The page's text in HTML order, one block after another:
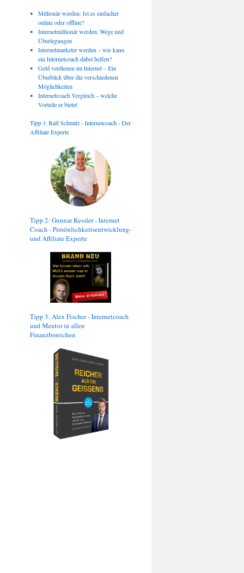
Millionär werden: Ist es einfacher
online oder offline?
Internetmillionär werden: Wege und
Überlegungen
Internetmarketer werden – wie kann
ein Internetcoach dabei helfen?
Geld verdienen im Internet – Ein
Überblick über die verschiedenen
Möglichkeiten
Internetcoach Vergleich – welche
Vorteile er bietet
Tipp 1: Ralf Schmitz - Internetcoach - Der
Affiliate Experte
Tipp 2: Gunnar Kessler - Internet
Coach - Persönlichkeitsentwicklung-
und Affiliate Experte
Tipp 3: Alex Fischer - Internetcoach
und Mentor in allen
Finanzbereichen